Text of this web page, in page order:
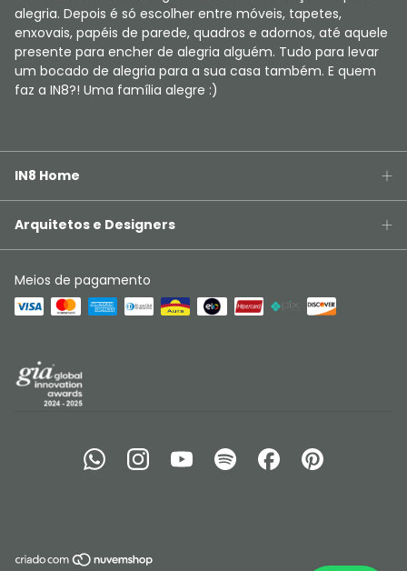
alegria. Depois é só escolher entre móveis, tapetes,
enxovais, papéis de parede, quadros e adornos, até aquele
presente para encher de alegria alguém. Tudo para levar
um bocado de alegria para a sua casa também. E quem
faz a IN8?! Uma família alegre :)
IN8 Home
Arquitetos e Designers
Meios de pagamento